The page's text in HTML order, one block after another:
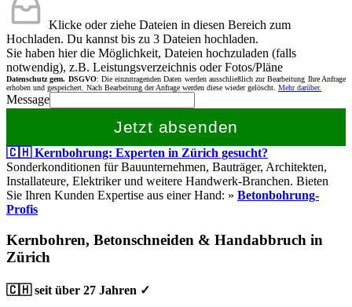
Klicke oder ziehe Dateien in diesen Bereich zum
Hochladen. Du kannst bis zu 3 Dateien hochladen.
Sie haben hier die Möglichkeit, Dateien hochzuladen (falls
notwendig), z.B. Leistungsverzeichnis oder Fotos/Pläne
Datenschutz gem. DSGVO: Die einzutragenden Daten werden ausschließlich zur Bearbeitung Ihre Anfrage
erhoben und gespeichert. Nach Bearbeitung der Anfrage werden diese wieder gelöscht. Mehr darüber.
Message
Jetzt absenden
🇨🇭 Kernbohrung: Experten in Zürich gesucht?
Sonderkonditionen für Bauunternehmen, Bauträger, Architekten,
Installateure, Elektriker und weitere Handwerk-Branchen. Bieten
Sie Ihren Kunden Expertise aus einer Hand: » Betonbohrung-
Profis
Kernbohren, Betonschneiden & Handabbruch in
Zürich
🇨🇭 seit über 27 Jahren ✓